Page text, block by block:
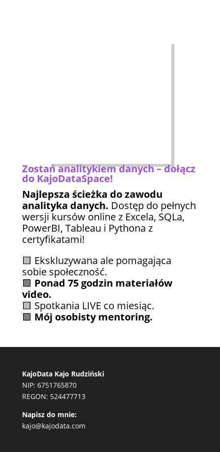
Zostań analitykiem danych – dołącz
do KajoDataSpace!
Najlepsza ścieżka do zawodu
analityka danych. Dostęp do pełnych
wersji kursów online z Excela, SQLa,
PowerBI, Tableau i Pythona z
certyfikatami!
🟨 Ekskluzywana ale pomagająca
sobie społeczność.
🟩 Ponad 75 godzin materiałów
video.
🟨 Spotkania LIVE co miesiąc.
🟩 Mój osobisty mentoring.
KajoData Kajo Rudziński
NIP: 6751765870
REGON: 524477713
Napisz do mnie:
kajo@kajodata.com